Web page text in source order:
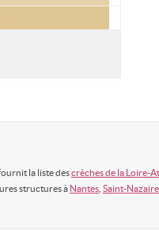
la liste descrèches de la Loire-
structures à Nantes Saint-Nazaire